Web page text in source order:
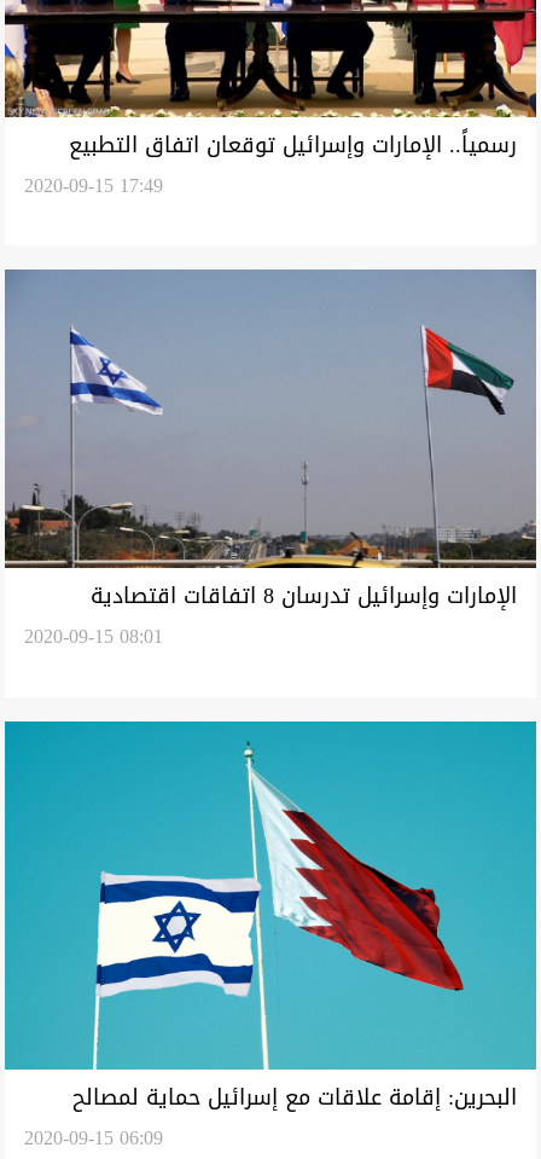
رسمياً.. الإمارات وإسرائيل توقعان اتفاق التطبيع
2020-09-15 17:49
الإمارات وإسرائيل تدرسان 8 اتفاقات اقتصادية
2020-09-15 08:01
البحرين: إقامة علاقات مع إسرائيل حماية لمصالح
2020-09-15 06:09